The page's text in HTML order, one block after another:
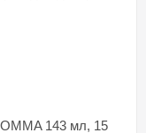
143 мл, 15